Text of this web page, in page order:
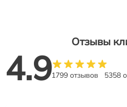
Отзывы
4.91799 отзывов 5358